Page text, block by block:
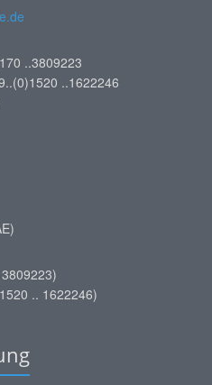
..3809223
..1622246
.. 1622246)